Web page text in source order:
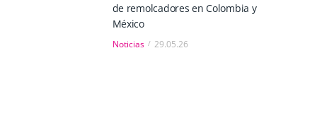
de remolcadores en Colombia y
México
Noticias 29.05.26